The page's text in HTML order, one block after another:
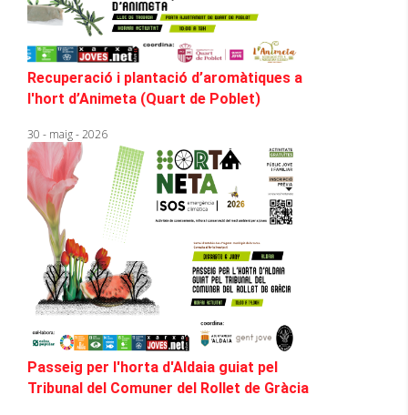
Recuperació i plantació d’aromàtiques a
l'hort d’Animeta (Quart de Poblet)
30 - maig - 2026
Passeig per l'horta d'Aldaia guiat pel
Tribunal del Comuner del Rollet de Gràcia